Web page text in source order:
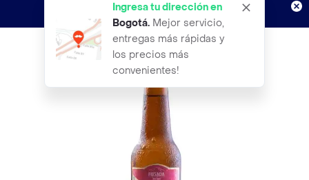
Ingresa tu dirección en
Bogotá. Mejor servicio,
entregas más rápidas y
los precios más
convenientes!
envíos gratis por semanas
Aplican TyC